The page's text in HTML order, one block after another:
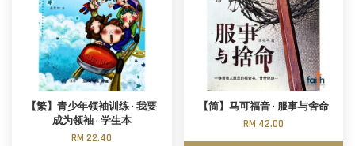
【繁】青少年领袖训练 · 我要
成为领袖 · 学生本
RM 22.40
【简】马可福音 · 服事与舍命
RM 42.00